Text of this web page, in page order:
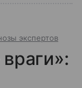
экспертов